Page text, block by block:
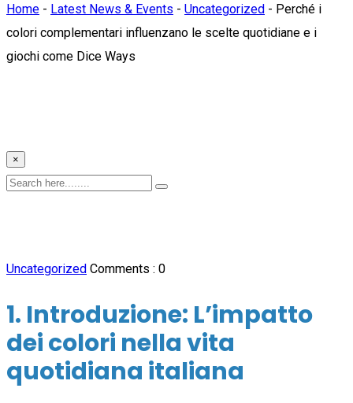
Home - Latest News & Events - Uncategorized - Perché i
colori complementari influenzano le scelte quotidiane e i
giochi come Dice Ways
×
Uncategorized Comments : 0
1. Introduzione: L’impatto
dei colori nella vita
quotidiana italiana